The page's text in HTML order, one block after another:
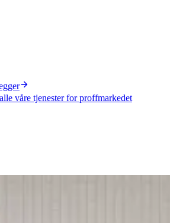
våre tjenester for proffmarkedet